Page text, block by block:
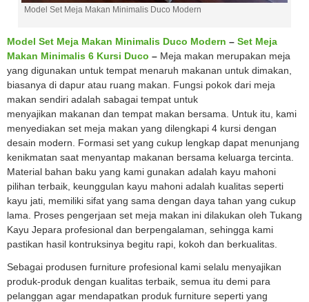
Model Set Meja Makan Minimalis Duco Modern
Model Set Meja Makan Minimalis Duco Modern – Set Meja
Makan Minimalis 6 Kursi Duco – Meja makan merupakan meja
yang digunakan untuk tempat menaruh makanan untuk dimakan,
biasanya di dapur atau ruang makan. Fungsi pokok dari meja
makan sendiri adalah sabagai tempat untuk
menyajikan makanan dan tempat makan bersama. Untuk itu, kami
menyediakan set meja makan yang dilengkapi 4 kursi dengan
desain modern. Formasi set yang cukup lengkap dapat menunjang
kenikmatan saat menyantap makanan bersama keluarga tercinta.
Material bahan baku yang kami gunakan adalah kayu mahoni
pilihan terbaik, keunggulan kayu mahoni adalah kualitas seperti
kayu jati, memiliki sifat yang sama dengan daya tahan yang cukup
lama. Proses pengerjaan set meja makan ini dilakukan oleh Tukang
Kayu Jepara profesional dan berpengalaman, sehingga kami
pastikan hasil kontruksinya begitu rapi, kokoh dan berkualitas.
Sebagai produsen furniture profesional kami selalu menyajikan
produk-produk dengan kualitas terbaik, semua itu demi para
pelanggan agar mendapatkan produk furniture seperti yang